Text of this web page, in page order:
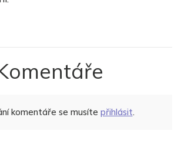
komentáře se musíte přihlásit.